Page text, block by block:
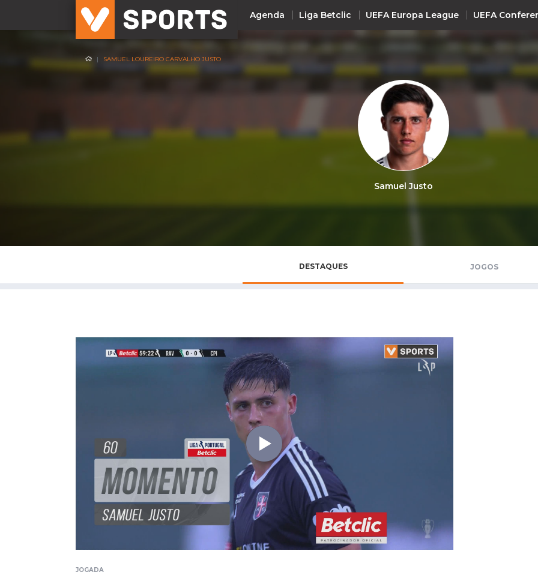
Agenda Liga Betclic UEFA Europa League UEFA
NACIONAL INTERNACIONAL
UEFA Champions League
UEFA Europa League
UEFA Conference League
Premier League
Saudi Pro League
SAMUEL LOUREIRO CARVALHO JUSTO
Samuel Justo
DESTAQUES JOGOS
JOGADA